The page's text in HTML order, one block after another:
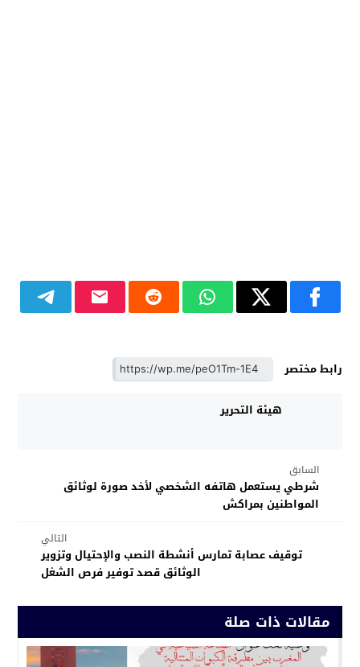
رابط مختصر
هيئة التحرير
السابق
شرطي يستعمل هاتفه الشخصي لأخد صورة لوثائق
المواطنين بمراكش
التالي
توقيف عصابة تمارس أنشطة النصب والإحتيال وتزوير
الوثائق قصد توفير فرص الشغل
مقالات ذات صلة